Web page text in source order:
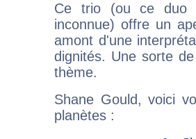
Ce trio (ou ce duo
inconnue) offre un
amont d'une
dignités. Une sorte
thème.
Shane Gould, voici
planètes :